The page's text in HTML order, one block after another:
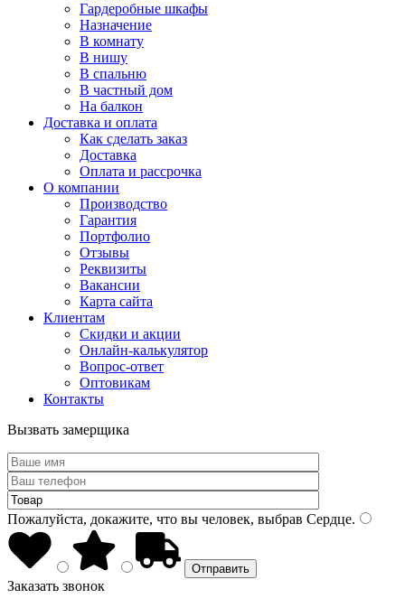
Гардеробные шкафы
Назначение
В комнату
В нишу
В спальню
В частный дом
На балкон
Доставка и оплата
Как сделать заказ
Доставка
Оплата и рассрочка
О компании
Производство
Гарантия
Портфолио
Отзывы
Реквизиты
Вакансии
Карта сайта
Клиентам
Скидки и акции
Онлайн-калькулятор
Вопрос-ответ
Оптовикам
Контакты
Вызвать замерщика
Пожалуйста, докажите, что вы человек, выбрав Сердце.
Заказать звонок